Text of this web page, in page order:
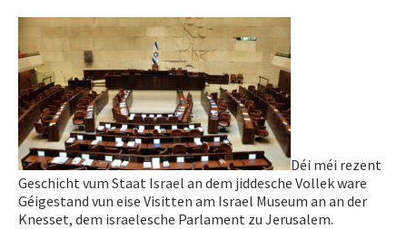
Déi méi rezent
Geschicht vum Staat Israel an dem jiddesche Vollek ware
Géigestand vun eise Visitten am Israel Museum an an der
Knesset, dem israelesche Parlament zu Jerusalem.